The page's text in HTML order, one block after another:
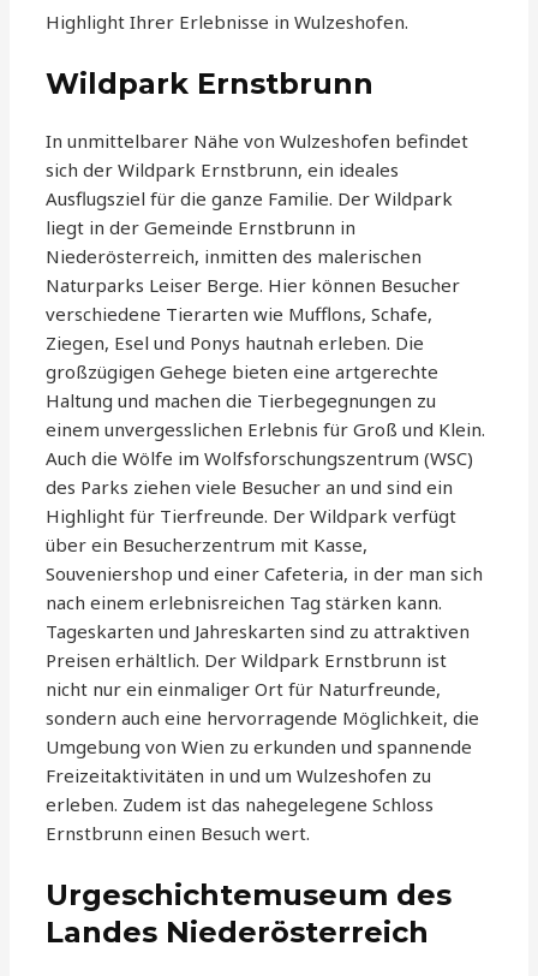
Highlight Ihrer Erlebnisse in Wulzeshofen.
Wildpark Ernstbrunn
In unmittelbarer Nähe von Wulzeshofen befindet
sich der Wildpark Ernstbrunn, ein ideales
Ausflugsziel für die ganze Familie. Der Wildpark
liegt in der Gemeinde Ernstbrunn in
Niederösterreich, inmitten des malerischen
Naturparks Leiser Berge. Hier können Besucher
verschiedene Tierarten wie Mufflons, Schafe,
Ziegen, Esel und Ponys hautnah erleben. Die
großzügigen Gehege bieten eine artgerechte
Haltung und machen die Tierbegegnungen zu
einem unvergesslichen Erlebnis für Groß und Klein.
Auch die Wölfe im Wolfsforschungszentrum (WSC)
des Parks ziehen viele Besucher an und sind ein
Highlight für Tierfreunde. Der Wildpark verfügt
über ein Besucherzentrum mit Kasse,
Souveniershop und einer Cafeteria, in der man sich
nach einem erlebnisreichen Tag stärken kann.
Tageskarten und Jahreskarten sind zu attraktiven
Preisen erhältlich. Der Wildpark Ernstbrunn ist
nicht nur ein einmaliger Ort für Naturfreunde,
sondern auch eine hervorragende Möglichkeit, die
Umgebung von Wien zu erkunden und spannende
Freizeitaktivitäten in und um Wulzeshofen zu
erleben. Zudem ist das nahegelegene Schloss
Ernstbrunn einen Besuch wert.
Urgeschichtemuseum des
Landes Niederösterreich